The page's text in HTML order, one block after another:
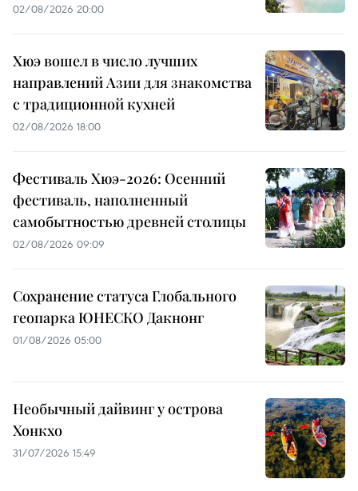
02/08/2026 20:00
Хюэ вошел в число лучших
направлений Азии для знакомства
с традиционной кухней
02/08/2026 18:00
Фестиваль Хюэ-2026: Осенний
фестиваль, наполненный
самобытностью древней столицы
02/08/2026 09:09
Сохранение статуса Глобального
геопарка ЮНЕСКО Дакнонг
01/08/2026 05:00
Необычный дайвинг у острова
Хонкхо
31/07/2026 15:49